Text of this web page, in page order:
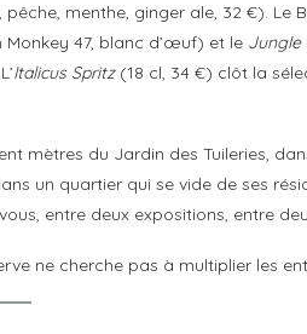
pêche, menthe, ginger ale, 32 €). Le
47, blanc d’œuf) et le Jungle
Italicus Spritz(18 cl, 34 €) clôt la
mètres du Jardin des Tuileries,
un quartier qui se vide de ses
entre deux expositions, entre
ne cherche pas à multiplier les